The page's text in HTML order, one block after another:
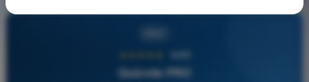
4,6/5
Quizvds PRO